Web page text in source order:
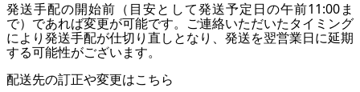
発送手配の開始前（目安として発送予定日の午前11:00ま
で）であれば変更が可能です。ご連絡いただいたタイミング
により発送手配が仕切り直しとなり、発送を翌営業日に延期
する可能性がございます。
配送先の訂正や変更はこちら